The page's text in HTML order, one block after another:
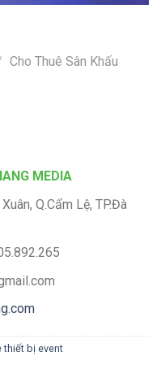
Cho Thuê Sân Khấu
MEDIA
Q.Cẩm Lệ, TP.Đà
thiết bị event